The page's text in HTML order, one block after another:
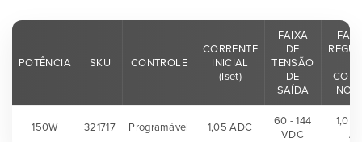
POTÊNCIA SKU CONTROLE
CORRENTE
INICIAL
(Iset)
FAIXA
DE
TENSÃO
DE
SAÍDA
150W 321717 Programável 1,05 ADC
60 - 144
VDC
1,05